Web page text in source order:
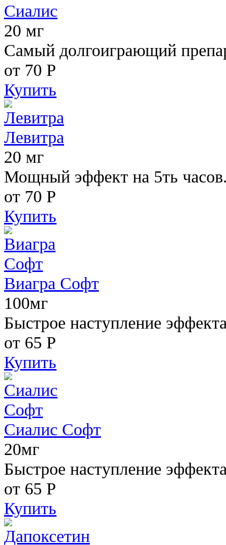
Сиалис
20 мг
Самый долгоиграющий
от 70 Р
Купить
Левитра
20 мг
Мощный эффект на 5ть
от 70 Р
Купить
Виагра Софт
100мг
Быстрое наступление
от 65 Р
Купить
Сиалис Софт
20мг
Быстрое наступление
от 65 Р
Купить